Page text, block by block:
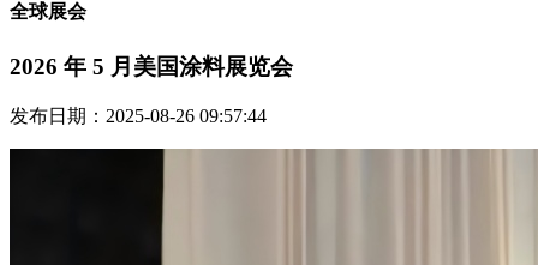
全球展会
2026 年 5 月美国涂料展览会
发布日期：2025-08-26 09:57:44